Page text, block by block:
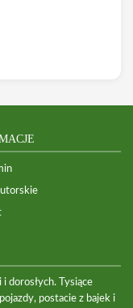
dorosłych. Tysiące
postacie z bajek i